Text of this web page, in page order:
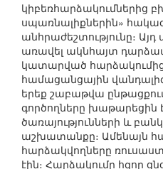
կիբեռհարձակումներից
սպառնալիքներին»
անհրաժեշտությունը։
առավել ակնհայտ
կատարված հարձակումից
համացանցային
երեք շաբաթվա
գործողները խաթարեցին
ծառայությունների և
աշխատանքը։ Ամենայն
հարձակվողները
էին։ Հարձակումը հզոր